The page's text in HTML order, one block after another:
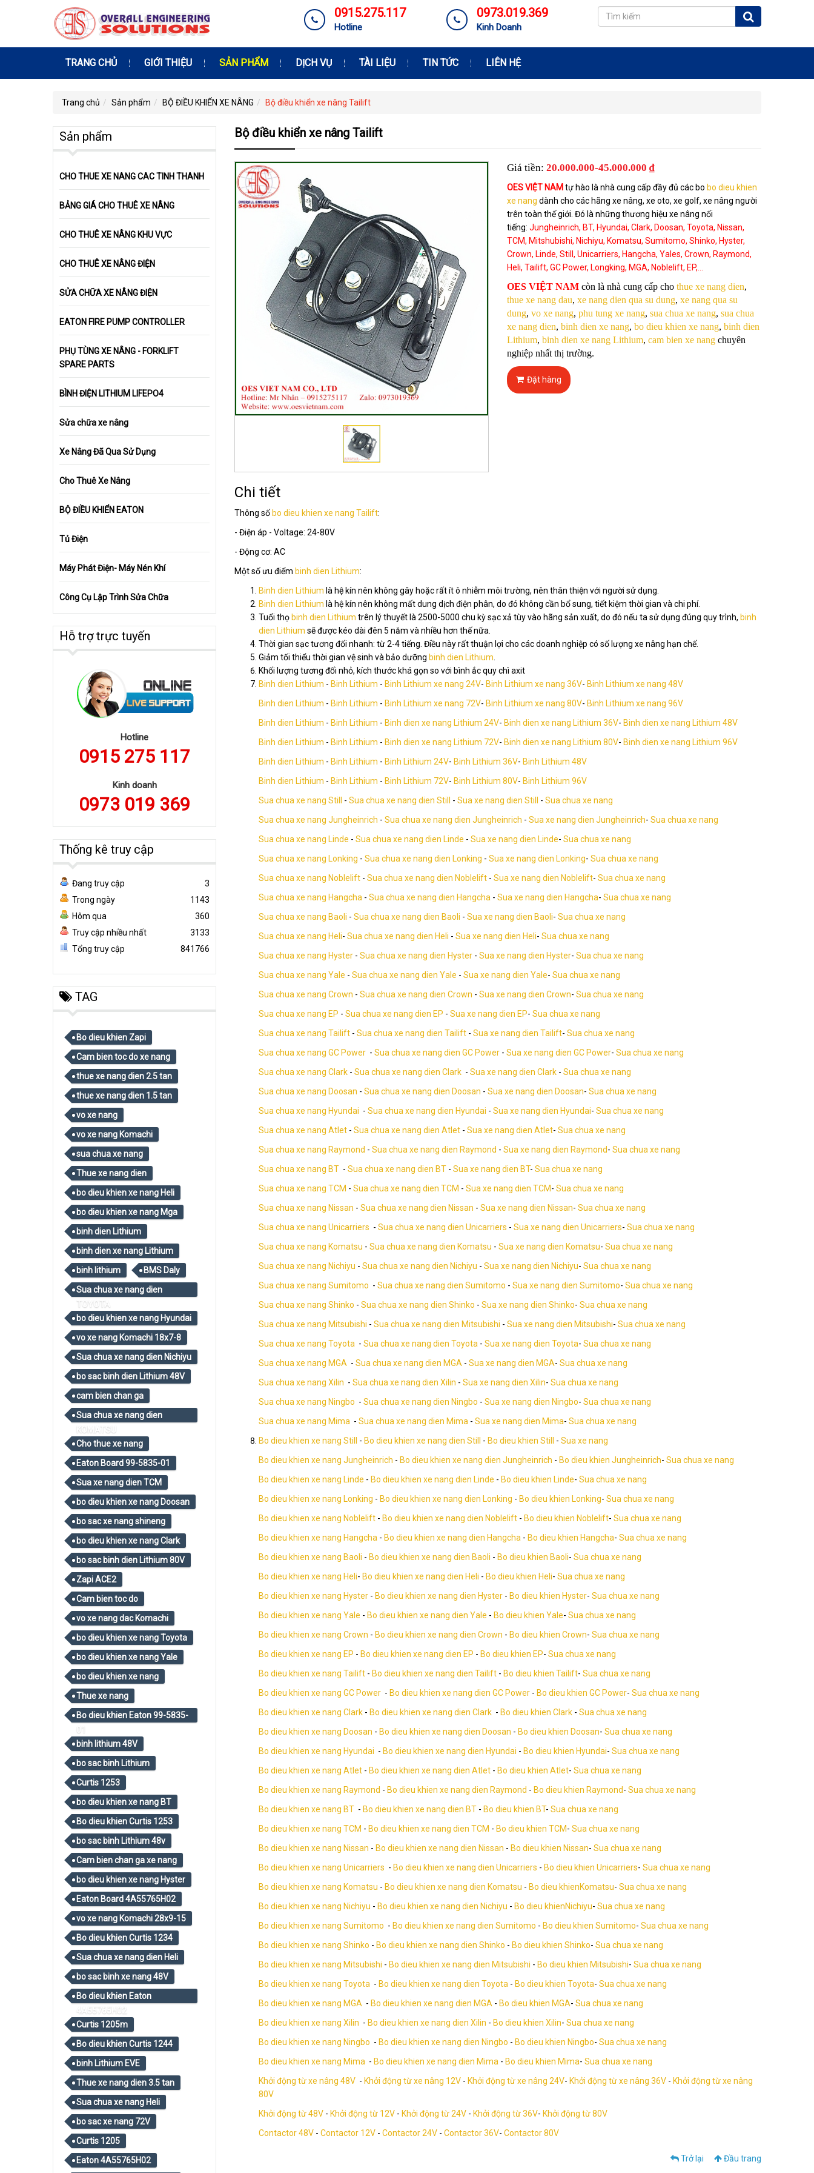
0915.275.117
Hotline
0973.019.369
Kinh Doanh
TRANG CHỦ GIỚI THIỆU SẢN PHẨM DỊCH VỤ TÀI LIỆU TIN TỨC LIÊN HỆ
Trang chủ Sản phẩm BỘ ĐIỀU KHIỂN XE NÂNG Bộ điều khiển xe nâng Tailift
Bộ điều khiển xe nâng Tailift
Giá tiền: 20.000.000-45.000.000 ₫
OES VIỆT NAM tự hào là nhà cung cấp đầy đủ các bo bo dieu khien
xe nang dành cho các hãng xe nâng, xe oto, xe golf, xe nâng người
trên toàn thế giới. Đó là những thương hiệu xe nâng nổi
tiếng: Jungheinrich, BT, Hyundai, Clark, Doosan, Toyota, Nissan,
TCM, Mitshubishi, Nichiyu, Komatsu, Sumitomo, Shinko, Hyster,
Crown, Linde, Still, Unicarriers, Hangcha, Yales, Crown, Raymond,
Heli, Tailift, GC Power, Longking, MGA, Noblelift, EP,...
OES VIỆT NAM còn là nhà cung cấp cho thue xe nang dien,
thue xe nang dau, xe nang dien qua su dung, xe nang qua su
dung, vo xe nang, phu tung xe nang, sua chua xe nang, sua chua
xe nang dien, binh dien xe nang, bo dieu khien xe nang, binh dien
Lithium, binh dien xe nang Lithium, cam bien xe nang chuyên
nghiệp nhất thị trường.
Đặt hàng
Chi tiết
Thông số bo dieu khien xe nang Tailift:
- Điện áp - Voltage: 24-80V
- Động cơ: AC
Một số ưu điểm binh dien Lithium:
Binh dien Lithium là hệ kín nên không gây hoặc rất ít ô nhiễm môi trường, nên thân thiện với người sử dụng.
Binh dien Lithium là hệ kín nên không mất dung dịch điện phân, do đó không cần bổ sung, tiết kiệm thời gian và chi phí.
Tuổi thọ binh dien Lithium trên lý thuyết là 2500-5000 chu kỳ sạc xả tùy vào hãng sản xuất, do đó nếu ta sử dụng đúng quy trình, binh
dien Lithium sẽ được kéo dài đên 5 năm và nhiều hơn thế nữa.
Thời gian sạc tương đối nhanh: từ 2-4 tiếng. Điều này rất thuận lợi cho các doanh nghiệp có số lượng xe nâng hạn chế.
Giảm tối thiểu thời gian vệ sinh và bảo dưỡng binh dien Lithium
Khối lượng tương đối nhỏ, kích thước khá gọn so với bình ắc quy chì axit
Binh dien Lithium - Binh Lithium - Binh Lithium xe nang 24V- Binh Lithium xe nang 36V- Binh Lithium xe nang 48V
Binh dien Lithium - Binh Lithium - Binh Lithium xe nang 72V- Binh Lithium xe nang 80V- Binh Lithium xe nang 96V
Binh dien Lithium - Binh Lithium - Binh dien xe nang Lithium 24V- Binh dien xe nang Lithium 36V- Binh dien xe nang Lithium 48V
Binh dien Lithium - Binh Lithium - Binh dien xe nang Lithium 72V- Binh dien xe nang Lithium 80V- Binh dien xe nang Lithium 96V
Binh dien Lithium - Binh Lithium - Binh Lithium 24V- Binh Lithium 36V- Binh Lithium 48V
Binh dien Lithium - Binh Lithium - Binh Lithium 72V- Binh Lithium 80V- Binh Lithium 96V
Sua chua xe nang Still - Sua chua xe nang dien Still - Sua xe nang dien Still - Sua chua xe nang
Sua chua xe nang Jungheinrich - Sua chua xe nang dien Jungheinrich - Sua xe nang dien Jungheinrich- Sua chua xe nang
Sua chua xe nang Linde - Sua chua xe nang dien Linde - Sua xe nang dien Linde- Sua chua xe nang
Sua chua xe nang Lonking - Sua chua xe nang dien Lonking - Sua xe nang dien Lonking- Sua chua xe nang
Sua chua xe nang Noblelift - Sua chua xe nang dien Noblelift - Sua xe nang dien Noblelift- Sua chua xe nang
Sua chua xe nang Hangcha - Sua chua xe nang dien Hangcha - Sua xe nang dien Hangcha- Sua chua xe nang
Sua chua xe nang Baoli - Sua chua xe nang dien Baoli - Sua xe nang dien Baoli- Sua chua xe nang
Sua chua xe nang Heli- Sua chua xe nang dien Heli - Sua xe nang dien Heli- Sua chua xe nang
Sua chua xe nang Hyster - Sua chua xe nang dien Hyster - Sua xe nang dien Hyster- Sua chua xe nang
Sua chua xe nang Yale - Sua chua xe nang dien Yale - Sua xe nang dien Yale- Sua chua xe nang
Sua chua xe nang Crown - Sua chua xe nang dien Crown - Sua xe nang dien Crown- Sua chua xe nang
Sua chua xe nang EP - Sua chua xe nang dien EP - Sua xe nang dien EP- Sua chua xe nang
Sua chua xe nang Tailift - Sua chua xe nang dien Tailift - Sua xe nang dien Tailift- Sua chua xe nang
Sua chua xe nang GC Power - Sua chua xe nang dien GC Power - Sua xe nang dien GC Power- Sua chua xe nang
Sua chua xe nang Clark - Sua chua xe nang dien Clark - Sua xe nang dien Clark - Sua chua xe nang
Sua chua xe nang Doosan - Sua chua xe nang dien Doosan - Sua xe nang dien Doosan- Sua chua xe nang
Sua chua xe nang Hyundai - Sua chua xe nang dien Hyundai - Sua xe nang dien Hyundai- Sua chua xe nang
Sua chua xe nang Atlet - Sua chua xe nang dien Atlet - Sua xe nang dien Atlet- Sua chua xe nang
Sua chua xe nang Raymond - Sua chua xe nang dien Raymond - Sua xe nang dien Raymond- Sua chua xe nang
Sua chua xe nang BT - Sua chua xe nang dien BT - Sua xe nang dien BT- Sua chua xe nang
Sua chua xe nang TCM - Sua chua xe nang dien TCM - Sua xe nang dien TCM- Sua chua xe nang
Sua chua xe nang Nissan - Sua chua xe nang dien Nissan - Sua xe nang dien Nissan- Sua chua xe nang
Sua chua xe nang Unicarriers - Sua chua xe nang dien Unicarriers - Sua xe nang dien Unicarriers- Sua chua xe nang
Sua chua xe nang Komatsu - Sua chua xe nang dien Komatsu - Sua xe nang dien Komatsu- Sua chua xe nang
Sua chua xe nang Nichiyu - Sua chua xe nang dien Nichiyu - Sua xe nang dien Nichiyu- Sua chua xe nang
Sua chua xe nang Sumitomo - Sua chua xe nang dien Sumitomo - Sua xe nang dien Sumitomo- Sua chua xe nang
Sua chua xe nang Shinko - Sua chua xe nang dien Shinko - Sua xe nang dien Shinko- Sua chua xe nang
Sua chua xe nang Mitsubishi - Sua chua xe nang dien Mitsubishi - Sua xe nang dien Mitsubishi- Sua chua xe nang
Sua chua xe nang Toyota - Sua chua xe nang dien Toyota - Sua xe nang dien Toyota- Sua chua xe nang
Sua chua xe nang MGA - Sua chua xe nang dien MGA - Sua xe nang dien MGA- Sua chua xe nang
Sua chua xe nang Xilin - Sua chua xe nang dien Xilin - Sua xe nang dien Xilin- Sua chua xe nang
Sua chua xe nang Ningbo - Sua chua xe nang dien Ningbo - Sua xe nang dien Ningbo- Sua chua xe nang
Sua chua xe nang Mima - Sua chua xe nang dien Mima - Sua xe nang dien Mima- Sua chua xe nang
Bo dieu khien xe nang Still - Bo dieu khien xe nang dien Still - Bo dieu khien Still - Sua xe nang
Bo dieu khien xe nang Jungheinrich - Bo dieu khien xe nang dien Jungheinrich - Bo dieu khien Jungheinrich- Sua chua xe nang
Bo dieu khien xe nang Linde - Bo dieu khien xe nang dien Linde - Bo dieu khien Linde- Sua chua xe nang
Bo dieu khien xe nang Lonking - Bo dieu khien xe nang dien Lonking - Bo dieu khien Lonking- Sua chua xe nang
Bo dieu khien xe nang Noblelift - Bo dieu khien xe nang dien Noblelift - Bo dieu khien Noblelift- Sua chua xe nang
Bo dieu khien xe nang Hangcha - Bo dieu khien xe nang dien Hangcha - Bo dieu khien Hangcha- Sua chua xe nang
Bo dieu khien xe nang Baoli - Bo dieu khien xe nang dien Baoli - Bo dieu khien Baoli- Sua chua xe nang
Bo dieu khien xe nang Heli- Bo dieu khien xe nang dien Heli - Bo dieu khien Heli- Sua chua xe nang
Bo dieu khien xe nang Hyster - Bo dieu khien xe nang dien Hyster - Bo dieu khien Hyster- Sua chua xe nang
Bo dieu khien xe nang Yale - Bo dieu khien xe nang dien Yale - Bo dieu khien Yale- Sua chua xe nang
Bo dieu khien xe nang Crown - Bo dieu khien xe nang dien Crown - Bo dieu khien Crown- Sua chua xe nang
Bo dieu khien xe nang EP - Bo dieu khien xe nang dien EP - Bo dieu khien EP- Sua chua xe nang
Bo dieu khien xe nang Tailift - Bo dieu khien xe nang dien Tailift - Bo dieu khien Tailift- Sua chua xe nang
Bo dieu khien xe nang GC Power - Bo dieu khien xe nang dien GC Power - Bo dieu khien GC Power- Sua chua xe nang
Bo dieu khien xe nang Clark - Bo dieu khien xe nang dien Clark - Bo dieu khien Clark - Sua chua xe nang
Bo dieu khien xe nang Doosan - Bo dieu khien xe nang dien Doosan - Bo dieu khien Doosan- Sua chua xe nang
Bo dieu khien xe nang Hyundai - Bo dieu khien xe nang dien Hyundai - Bo dieu khien Hyundai- Sua chua xe nang
Bo dieu khien xe nang Atlet - Bo dieu khien xe nang dien Atlet - Bo dieu khien Atlet- Sua chua xe nang
Bo dieu khien xe nang Raymond - Bo dieu khien xe nang dien Raymond - Bo dieu khien Raymond- Sua chua xe nang
Bo dieu khien xe nang BT - Bo dieu khien xe nang dien BT - Bo dieu khien BT- Sua chua xe nang
Bo dieu khien xe nang TCM - Bo dieu khien xe nang dien TCM - Bo dieu khien TCM- Sua chua xe nang
Bo dieu khien xe nang Nissan - Bo dieu khien xe nang dien Nissan - Bo dieu khien Nissan- Sua chua xe nang
Bo dieu khien xe nang Unicarriers - Bo dieu khien xe nang dien Unicarriers - Bo dieu khien Unicarriers- Sua chua xe nang
Bo dieu khien xe nang Komatsu - Bo dieu khien xe nang dien Komatsu - Bo dieu khienKomatsu- Sua chua xe nang
Bo dieu khien xe nang Nichiyu - Bo dieu khien xe nang dien Nichiyu - Bo dieu khienNichiyu- Sua chua xe nang
Bo dieu khien xe nang Sumitomo - Bo dieu khien xe nang dien Sumitomo - Bo dieu khien Sumitomo- Sua chua xe nang
Bo dieu khien xe nang Shinko - Bo dieu khien xe nang dien Shinko - Bo dieu khien Shinko- Sua chua xe nang
Bo dieu khien xe nang Mitsubishi - Bo dieu khien xe nang dien Mitsubishi - Bo dieu khien Mitsubishi- Sua chua xe nang
Bo dieu khien xe nang Toyota - Bo dieu khien xe nang dien Toyota - Bo dieu khien Toyota- Sua chua xe nang
Bo dieu khien xe nang MGA - Bo dieu khien xe nang dien MGA - Bo dieu khien MGA- Sua chua xe nang
Bo dieu khien xe nang Xilin - Bo dieu khien xe nang dien Xilin - Bo dieu khien Xilin- Sua chua xe nang
Bo dieu khien xe nang Ningbo - Bo dieu khien xe nang dien Ningbo - Bo dieu khien Ningbo- Sua chua xe nang
Bo dieu khien xe nang Mima - Bo dieu khien xe nang dien Mima - Bo dieu khien Mima- Sua chua xe nang
Khởi động từ xe nâng 48V - Khởi động từ xe nâng 12V - Khởi động từ xe nâng 24V- Khởi động từ xe nâng 36V - Khởi động từ xe nâng
80V
Khởi động từ 48V - Khởi động từ 12V - Khởi động từ 24V - Khởi động từ 36V- Khởi động từ 80V
Contactor 48V - Contactor 12V - Contactor 24V - Contactor 36V- Contactor 80V
Trở lại Đầu trang
Sản phẩm
CHO THUE XE NANG CAC TINH THANH
BẢNG GIÁ CHO THUÊ XE NÂNG
CHO THUÊ XE NÂNG KHU VỰC
CHO THUÊ XE NÂNG ĐIỆN
SỬA CHỮA XE NÂNG ĐIỆN
EATON FIRE PUMP CONTROLLER
PHỤ TÙNG XE NÂNG - FORKLIFT
SPARE PARTS
BÌNH ĐIỆN LITHIUM LIFEPO4
Sửa chữa xe nâng
Xe Nâng Đã Qua Sử Dụng
Cho Thuê Xe Nâng
BỘ ĐIỀU KHIỂN EATON
Tủ Điện
Máy Phát Điện- Máy Nén Khí
Công Cụ Lập Trình Sửa Chữa
Hỗ trợ trực tuyến
Hotline
0915 275 117
Kinh doanh
0973 019 369
Thống kê truy cập
Đang truy cập
3
Trong ngày
1143
Hôm qua
360
Truy cập nhiều nhất
3133
Tổng truy cập
841766
TAG
Bo dieu khien Zapi
Cam bien toc do xe nang
thue xe nang dien 2.5 tan
thue xe nang dien 1.5 tan
vo xe nang
vo xe nang Komachi
sua chua xe nang
Thue xe nang dien
bo dieu khien xe nang Heli
bo dieu khien xe nang Mga
binh dien Lithium
binh dien xe nang Lithium
binh lithium
BMS Daly
Sua chua xe nang dien
TOYOTA
bo dieu khien xe nang Hyundai
vo xe nang Komachi 18x7-8
Sua chua xe nang dien Nichiyu
bo sac binh dien Lithium 48V
cam bien chan ga
Sua chua xe nang dien
KOMATSU
Cho thue xe nang
Eaton Board 99-5835-01
Sua xe nang dien TCM
bo dieu khien xe nang Doosan
bo sac xe nang shineng
bo dieu khien xe nang Clark
bo sac binh dien Lithium 80V
Zapi ACE2
Cam bien toc do
vo xe nang dac Komachi
bo dieu khien xe nang Toyota
bo dieu khien xe nang Yale
bo dieu khien xe nang
Thue xe nang
Bo dieu khien Eaton 99-5835-
01
binh lithium 48V
bo sac binh Lithium
Curtis 1253
bo dieu khien xe nang BT
Bo dieu khien Curtis 1253
bo sac binh Lithium 48v
Cam bien chan ga xe nang
bo dieu khien xe nang Hyster
Eaton Board 4A55765H02
vo xe nang Komachi 28x9-15
Bo dieu khien Curtis 1234
Sua chua xe nang dien Heli
bo sac binh xe nang 48V
Bo dieu khien Eaton
4A55765H02
Curtis 1205m
Bo dieu khien Curtis 1244
binh Lithium EVE
Thue xe nang dien 3.5 tan
Sua chua xe nang Heli
bo sac xe nang 72V
Curtis 1205
Eaton 4A55765H02